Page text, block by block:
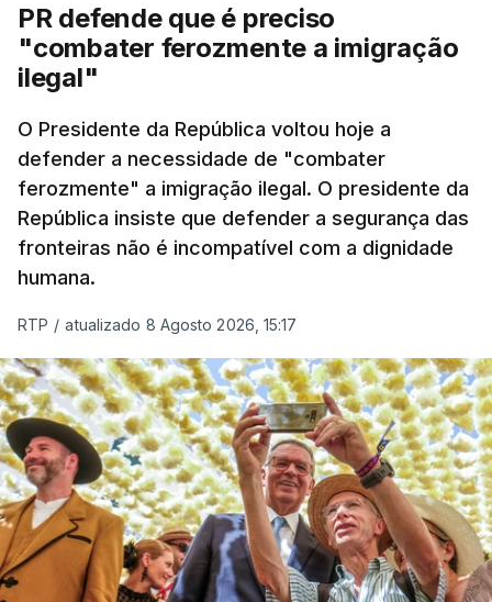
articulação com a Marinha, a Autoridade Marítima
Nacional e a Força Aérea.
apreendida mais cocaína até ao momento de que
em todo o ano de 2025.
A ação de prevenção visa a deteção em alto mar
de embarcações de alta velocidade (EAV) que
utilizam a costa nacional para o tráfico de droga.
c/ Lusa
PR defende que é preciso
"combater ferozmente a imigração
ilegal"
O Presidente da República voltou hoje a
defender a necessidade de "combater
ferozmente" a imigração ilegal. O presidente da
República insiste que defender a segurança das
fronteiras não é incompatível com a dignidade
humana.
RTP / atualizado 8 Agosto 2026, 15:17